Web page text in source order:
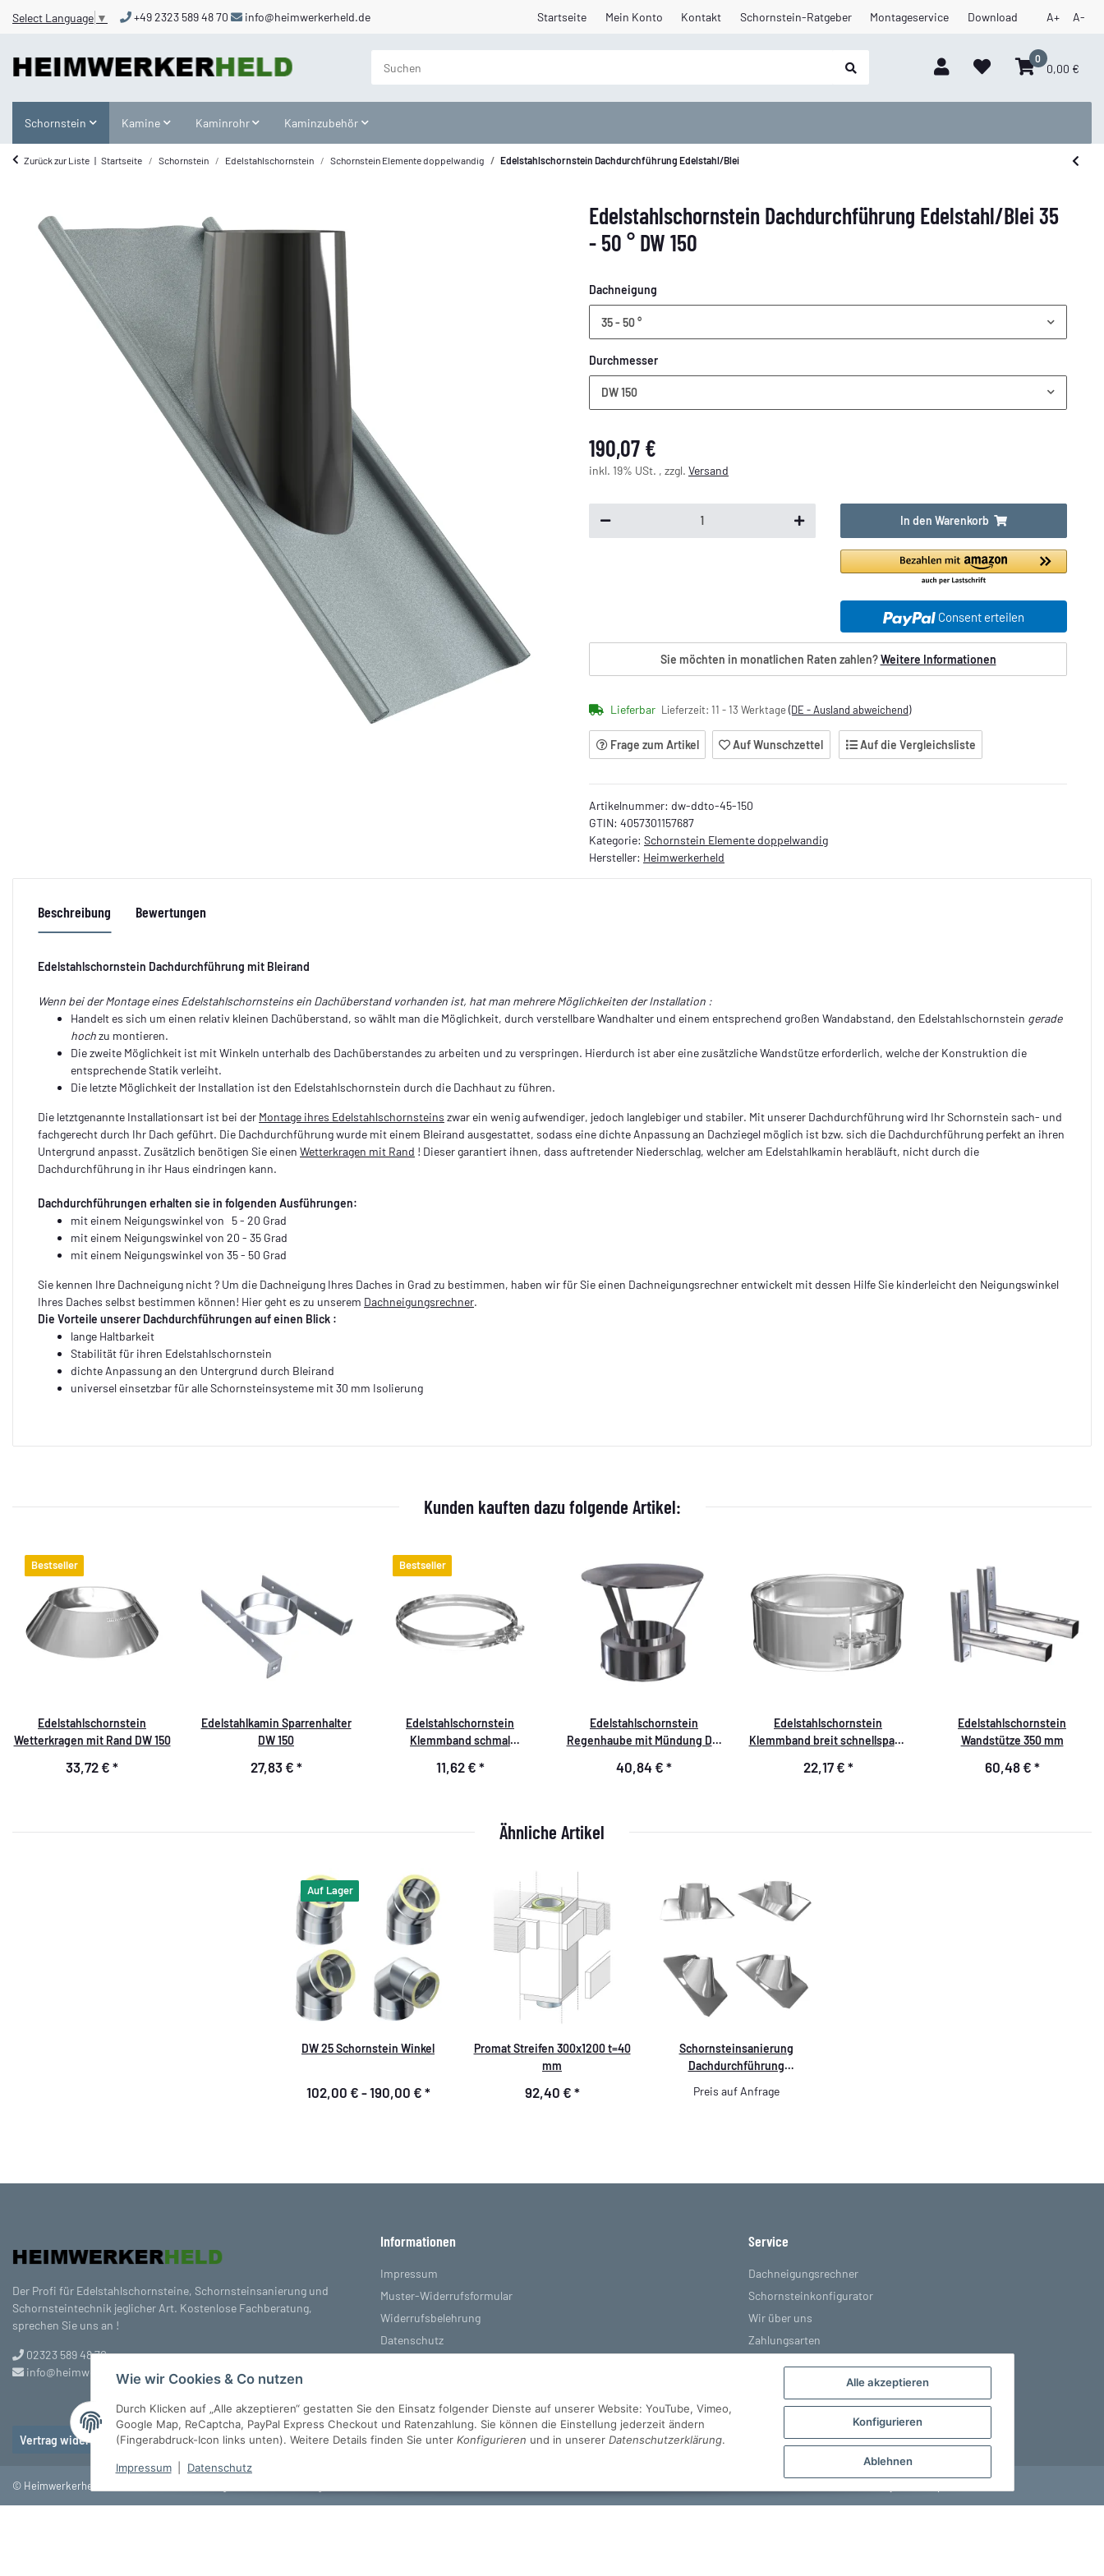
Alle akzeptieren
Konfigurieren
Ablehnen
Wie wir Cookies & Co nutzen
Durch Klicken auf „Alle akzeptieren“ gestatten Sie den Einsatz folgender Dienste auf unserer Website: YouTube, Vimeo,
Google Map, ReCaptcha, PayPal Express Checkout und Ratenzahlung. Sie können die Einstellung jederzeit ändern
(Fingerabdruck-Icon links unten). Weitere Details finden Sie unter Konfigurieren und in unserer Datenschutzerklärung.
Impressum Datenschutz
Startseite Mein Konto Kontakt Schornstein-Ratgeber Montageservice Download A+ A-
Select Language ▼ +49 2323 589 48 70 info@heimwerkerheld.de
0
0,00 €
Schornstein Kamine Kaminrohr Kaminzubehör
Zurück zur Liste Startseite Schornstein Edelstahlschornstein Schornstein Elemente doppelwandig Edelstahlschornstein Dachdurchführung Edelstahl/Blei
Edelstahlschornstein Dachdurchführung Edelstahl/Blei 35
- 50 ° DW 150
Dachneigung
35 - 50 °
Durchmesser
DW 150
190,07 €
inkl. 19% USt. , zzgl. Versand
In den Warenkorb
Consent erteilen
Sie möchten in monatlichen Raten zahlen?Weitere Informationen
Lieferbar Lieferzeit: 11 - 13 Werktage (DE - Ausland abweichend)
Frage zum Artikel Auf Wunschzettel Auf die Vergleichsliste
Artikelnummer: dw-ddto-45-150
GTIN: 4057301157687
Kategorie: Schornstein Elemente doppelwandig
Hersteller: Heimwerkerheld
Beschreibung Bewertungen
Edelstahlschornstein Dachdurchführung mit Bleirand
Wenn bei der Montage eines Edelstahlschornsteins ein Dachüberstand vorhanden ist, hat man mehrere Möglichkeiten der Installation :
Handelt es sich um einen relativ kleinen Dachüberstand, so wählt man die Möglichkeit, durch verstellbare Wandhalter und einem entsprechend großen Wandabstand, den Edelstahlschornstein gerade
hochzu montieren.
Die zweite Möglichkeit ist mit Winkeln unterhalb des Dachüberstandes zu arbeiten und zu verspringen. Hierdurch ist aber eine zusätzliche Wandstütze erforderlich, welche der Konstruktion die
entsprechende Statik verleiht.
Die letzte Möglichkeit der Installation ist den Edelstahlschornstein durch die Dachhaut zu führen.
Die letztgenannte Installationsart ist bei der Montage ihres Edelstahlschornsteins zwar ein wenig aufwendiger, jedoch langlebiger und stabiler. Mit unserer Dachdurchführung wird Ihr Schornstein sach- und
fachgerecht durch Ihr Dach geführt. Die Dachdurchführung wurde mit einem Bleirand ausgestattet, sodass eine dichte Anpassung an Dachziegel möglich ist bzw. sich die Dachdurchführung perfekt an ihren
Untergrund anpasst. Zusätzlich benötigen Sie einen Wetterkragen mit Rand ! Dieser garantiert ihnen, dass auftretender Niederschlag, welcher am Edelstahlkamin herabläuft, nicht durch die
Dachdurchführung in ihr Haus eindringen kann.
Dachdurchführungen erhalten sie in folgenden Ausführungen:
mit einem Neigungswinkel von 5 - 20 Grad
mit einem Neigungswinkel von 20 - 35 Grad
mit einem Neigungswinkel von 35 - 50 Grad
Sie kennen Ihre Dachneigung nicht ? Um die Dachneigung Ihres Daches in Grad zu bestimmen, haben wir für Sie einen Dachneigungsrechner entwickelt mit dessen Hilfe Sie kinderleicht den Neigungswinkel
Ihres Daches selbst bestimmen können! Hier geht es zu unserem Dachneigungsrechner.
Die Vorteile unserer Dachdurchführungen auf einen Blick :
lange Haltbarkeit
Stabilität für ihren Edelstahlschornstein
dichte Anpassung an den Untergrund durch Bleirand
universel einsetzbar für alle Schornsteinsysteme mit 30 mm Isolierung
Kunden kauften dazu folgende Artikel:
Bestseller
Edelstahlschornstein
Wetterkragen mit Rand DW 150
33,72 € *
Edelstahlkamin Sparrenhalter
DW 150
27,83 € *
Bestseller
Edelstahlschornstein
Klemmband schmal
11,62 € *
Edelstahlschornstein
Regenhaube mit Mündung DW
40,84 € *
Edelstahlschornstein
Klemmband breit schnellspann
22,17 € *
Edelstahlschornstein
Wandstütze 350 mm
60,48 € *
Ähnliche Artikel
Auf Lager
DW 25 Schornstein Winkel
102,00 € -190,00 € *
Promat Streifen 300x1200 t=40
mm
92,40 € *
Schornsteinsanierung
Dachdurchführung
Preis auf Anfrage
Der Profi für Edelstahlschornsteine, Schornsteinsanierung und
Schornsteintechnik jeglicher Art. Kostenlose Fachberatung,
sprechen Sie uns an !
02323 589 48 70
info@heimwerkerheld.de
Informationen
Impressum
Muster-Widerrufsformular
Widerrufsbelehrung
Datenschutz
Service
Dachneigungsrechner
Schornsteinkonfigurator
Wir über uns
Zahlungsarten
Vertrag widerrufen
© Heimwerkerheld GmbH